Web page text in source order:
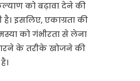
को बढ़ावा देने की
इसलिए, एकाग्रता की
को गंभीरता से लेना
के तरीके खोजने की